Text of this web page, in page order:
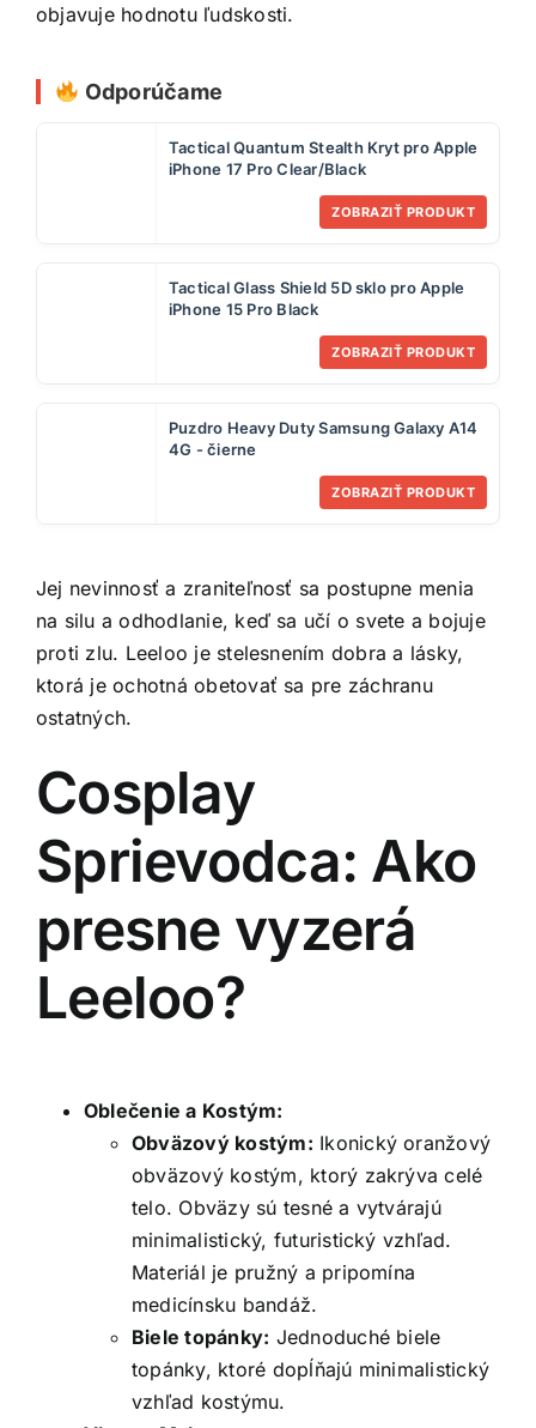
objavuje hodnotu ľudskosti.
Odporúčame
Tactical Quantum Stealth Kryt pro Apple
iPhone 17 Pro Clear/Black
ZOBRAZIŤ PRODUKT
Tactical Glass Shield 5D sklo pro Apple
iPhone 15 Pro Black
ZOBRAZIŤ PRODUKT
Puzdro Heavy Duty Samsung Galaxy A14
4G - čierne
ZOBRAZIŤ PRODUKT
Jej nevinnosť a zraniteľnosť sa postupne menia
na silu a odhodlanie, keď sa učí o svete a bojuje
proti zlu. Leeloo je stelesnením dobra a lásky,
ktorá je ochotná obetovať sa pre záchranu
ostatných.
Cosplay
Sprievodca: Ako
presne vyzerá
Leeloo?
Oblečenie a Kostým:
Obväzový kostým: Ikonický oranžový
obväzový kostým, ktorý zakrýva celé
telo. Obväzy sú tesné a vytvárajú
minimalistický, futuristický vzhľad.
Materiál je pružný a pripomína
medicínsku bandáž.
Biele topánky: Jednoduché biele
topánky, ktoré dopĺňajú minimalistický
vzhľad kostýmu.